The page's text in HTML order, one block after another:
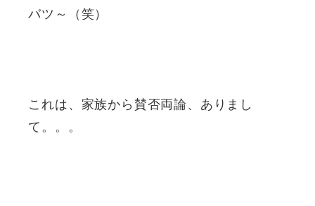
バツ～（笑）
これは、家族から賛否両論、ありまし
て。。。